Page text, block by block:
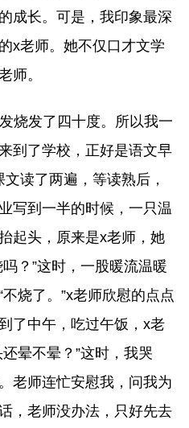
成长。可是，我印象最深
x老师。她不仅口才文学
师。
烧发了四十度。所以我一
到了学校，正好是语文早
读了两遍，等读熟后，
写到一半的时候，一只温
起头，原来是x老师，她
？”这时，一股暖流温暖
烧了。”x老师欣慰的点点
了中午，吃过午饭，x老
晕不晕？”这时，我哭
老师连忙安慰我，问我为
，老师没办法，只好先去